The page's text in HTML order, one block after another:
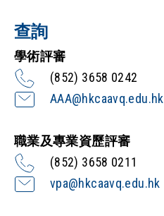
查詢
學術評審
(852) 3658 0242
AAA@hkcaavq.edu.hk
職業及專業資歷評審
(852) 3658 0211
vpa@hkcaavq.edu.hk